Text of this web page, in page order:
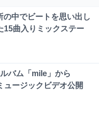
の中でビートを思い出し
15曲入りミックステー
バム「mile」から
ュージックビデオ公開